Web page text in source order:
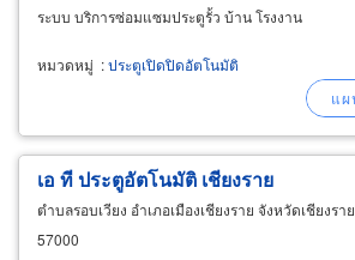
ระบบ บริการซ่อมแซมประตูรั้ว บ้าน โรงงาน
หมวดหมู่ :ประตูเปิดปิดอัตโนมัติ
เอ ที ประตูอัตโนมัติ เชียงราย
ตำบลรอบเวียง อำเภอเมืองเชียงราย จังหวัดเชียงราย
57000